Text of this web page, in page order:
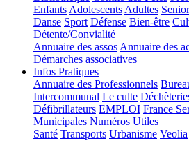
EnfantsAdolescentsAdultes
Danse Sport Défense Bien-être
Détente/Convialité
Annuaire des assosAnnuaire des
Démarches associatives
Infos Pratiques
Annuaire des Professionnels
Intercommunal Le culte
Défibrillateurs EMPLOI France
Municipales Numéros Utiles
Santé Transports Urbanisme Veolia